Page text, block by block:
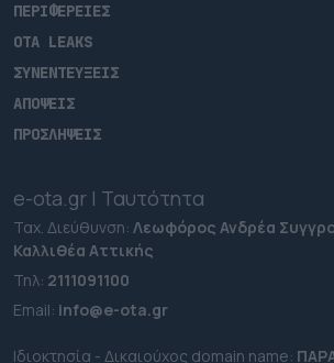
ΠΕΡΙΦΕΡΕΙΕΣ
OTA LEAKS
ΣΥΝΕΝΤΕΥΞΕΙΣ
ΑΠΟΨΕΙΣ
ΠΡΟΣΛΗΨΕΙΣ
e-ota.gr | Ταυτότητα
Ταχ. Διεύθυνση: Λεωφόρος Ανδρέα
Καλλιθέα Αττικής
Τηλ: 2111091100
Εmail: info@e-ota.gr
Ιδιοκτησία - Δικαιούχος domain name: